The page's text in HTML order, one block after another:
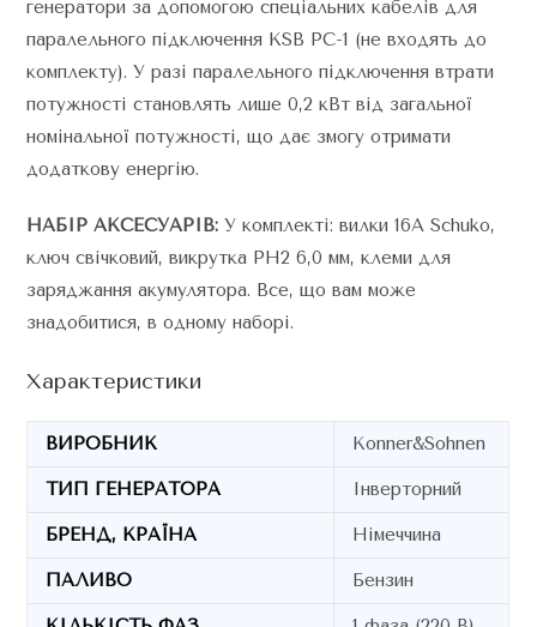
генератори за допомогою спеціальних кабелів для
паралельного підключення КSВ PC-1 (не входять до
комплекту). У разі паралельного підключення втрати
потужності становлять лише 0,2 кВт від загальної
номінальної потужності, що дає змогу отримати
додаткову енергію.
НАБІР АКСЕСУАРІВ: У комплекті: вилки 16А Schuko,
ключ свічковий, викрутка РН2 6,0 мм, клеми для
заряджання акумулятора. Все, що вам може
знадобитися, в одному наборі.
Характеристики
ВИРОБНИК Konner&Sohnen
ТИП ГЕНЕРАТОРА Інверторний
БРЕНД, КРАЇНА Німеччина
ПАЛИВО Бензин